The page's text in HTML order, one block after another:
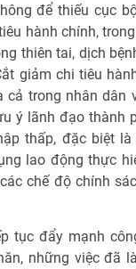
để thiếu cục
hành chính,
thiên tai, dịch
giảm chi tiêu
trong nhân dân
ý lãnh đạo thành
thấp, đặc biệt
lao động thực
chế độ chính
tục đẩy mạnh
những việc đã